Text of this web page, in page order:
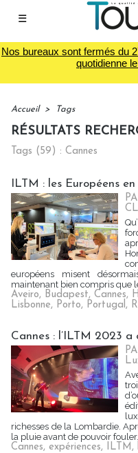
☰
Nos bureaux sont fermés du
quotidienne
Accueil > Tags
RÉSULTATS
Tags (59) : Cannes
ILTM : les Européens
européens misent
maintenant bien compris que
Aveiro, Budapest, Cannes,
Lisbonne, Porto, Portugal,
Cannes : l’ILTM 2023 a
richesses de la Lombardie.
la pluie avant de pouvoir
Cannes, expériences, ILTM,